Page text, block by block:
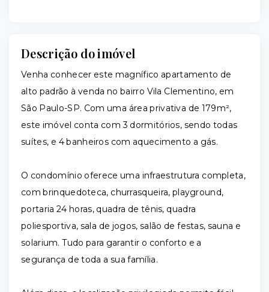
Descrição do imóvel
Venha conhecer este magnífico apartamento de
alto padrão à venda no bairro Vila Clementino, em
São Paulo-SP. Com uma área privativa de 179m²,
este imóvel conta com 3 dormitórios, sendo todas
suítes, e 4 banheiros com aquecimento a gás.
O condomínio oferece uma infraestrutura completa,
com brinquedoteca, churrasqueira, playground,
portaria 24 horas, quadra de tênis, quadra
poliesportiva, sala de jogos, salão de festas, sauna e
solarium. Tudo para garantir o conforto e a
segurança de toda a sua família.